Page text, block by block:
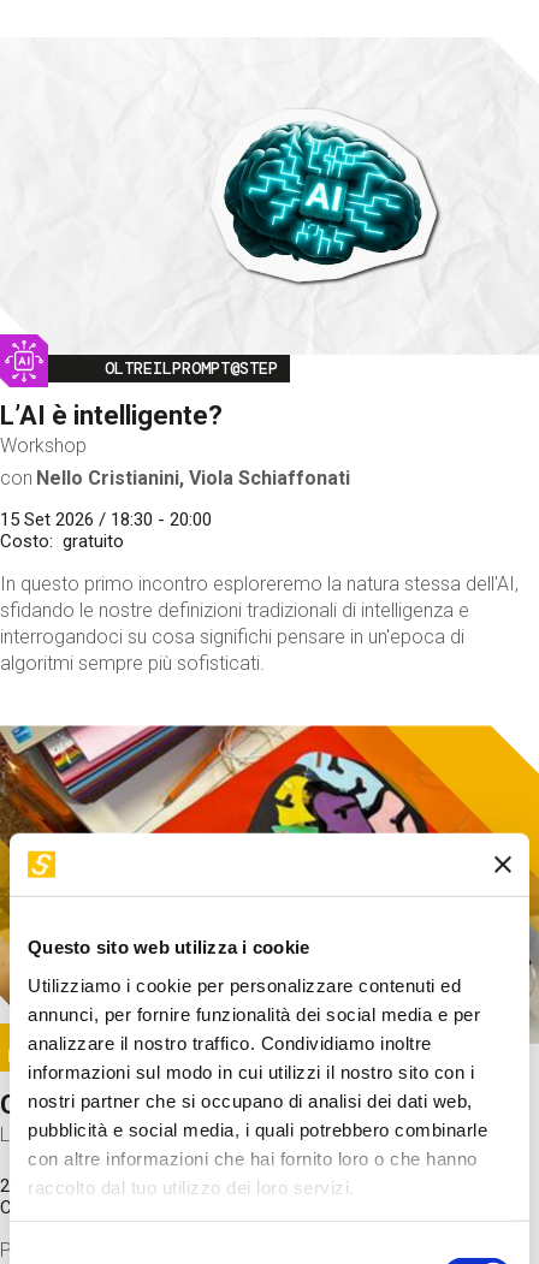
Questo sito web utilizza i cookie
Utilizziamo i cookie per personalizzare contenuti ed
annunci, per fornire funzionalità dei social media e per
analizzare il nostro traffico. Condividiamo inoltre
informazioni sul modo in cui utilizzi il nostro sito con i
nostri partner che si occupano di analisi dei dati web,
pubblicità e social media, i quali potrebbero combinarle
con altre informazioni che hai fornito loro o che hanno
raccolto dal tuo utilizzo dei loro servizi.
Selezione
Image
OLTREILPROMPT@STEP
L’AI è intelligente?
Workshop
con Nello Cristianini, Viola Schiaffonati
15 Set 2026 / 18:30 - 20:00
Costo
gratuito
In questo primo incontro esploreremo la natura stessa dell'AI,
sfidando le nostre definizioni tradizionali di intelligenza e
interrogandoci su cosa significhi pensare in un'epoca di
algoritmi sempre più sofisticati.
Image
SUNDAY@STEP
Come funziona il cervello?
Laboratorio
20 Set 2026 / 11:15 - 13:00
Costo
Proveremo a costruire un cervello in cartoncino cercando di